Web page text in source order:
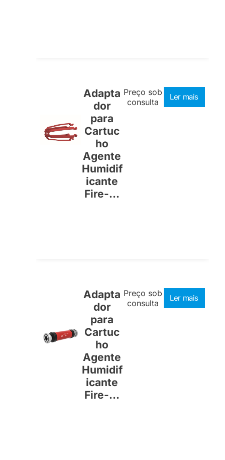
Adapta
dor
para
Cartuc
ho
Agente
Humidif
icante
Fire-...
Preço sob
consulta
Ler mais
Adapta
dor
para
Cartuc
ho
Agente
Humidif
icante
Fire-...
Preço sob
consulta
Ler mais